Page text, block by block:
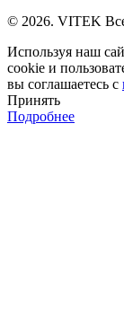
© 2026. VITEK
Используя наш
cookie и
вы соглашаетесь с
Принять
Подробнее